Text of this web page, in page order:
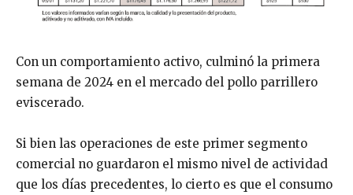
Con un comportamiento activo, culminó la primera
semana de 2024 en el mercado del pollo parrillero
eviscerado.
Si bien las operaciones de este primer segmento
comercial no guardaron el mismo nivel de actividad
que los días precedentes, lo cierto es que el consumo